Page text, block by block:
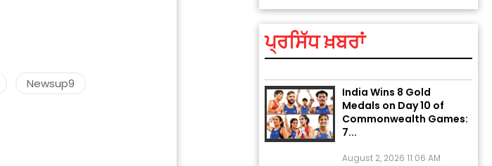
Newsup9
ਪ੍ਰਸਿੱਧ ਖ਼ਬਰਾਂ
Khyber Pakhtunkhwa: 7
Killed, 18 Injured
August 2, 2026 10:05 PM
India Wins 8 Gold
Medals on Day 10 of
Commonwealth Games:
7...